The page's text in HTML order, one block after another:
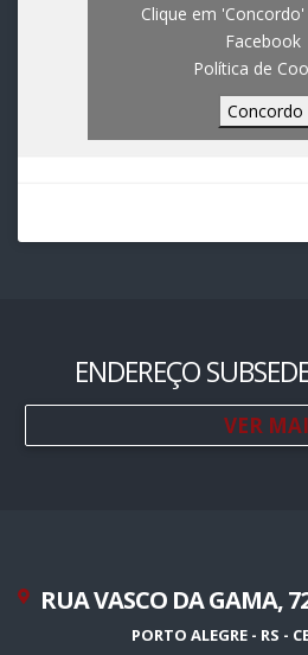
Clique em
Facebook
Política de
Concordo
ENDEREÇO
VER
RUA VASCO DA GAMA,
PORTO ALEGRE - RS -